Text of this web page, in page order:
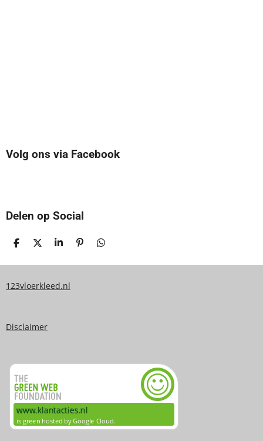
Volg ons via Facebook
Delen op Social
D
L
N
D
E
S
A
E
P
N
D
L
123vloerkleed.nl
Disclaimer